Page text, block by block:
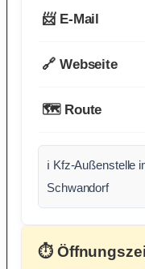
📨 E-Mail
🔗 Webseite
🗺️ Route
ℹ️ Kfz-Außenstelle
Schwandorf
⏱